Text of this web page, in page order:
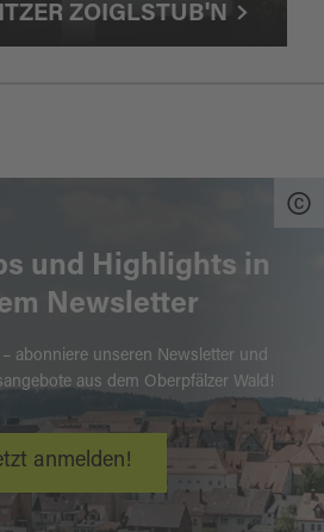
ZOIGLSTUB'N
und Highlights in
Newsletter
abonniere unseren Newsletter und
aus dem Oberpfälzer Wald!
anmelden!